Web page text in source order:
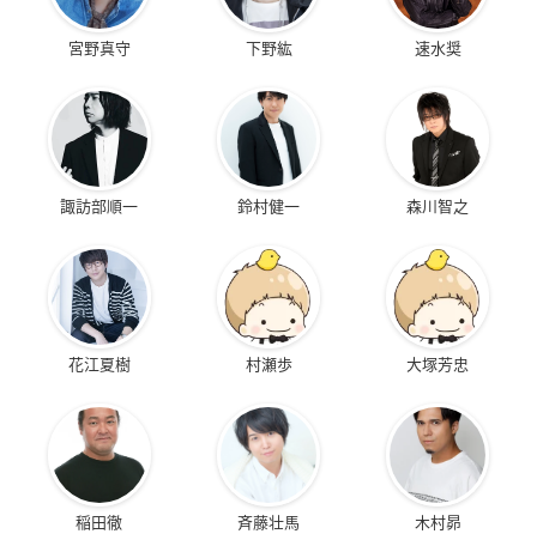
宮野真守 下野紘 速水奨
諏訪部順一 鈴村健一 森川智之
花江夏樹 村瀬歩 大塚芳忠
稲田徹 斉藤壮馬 木村昴